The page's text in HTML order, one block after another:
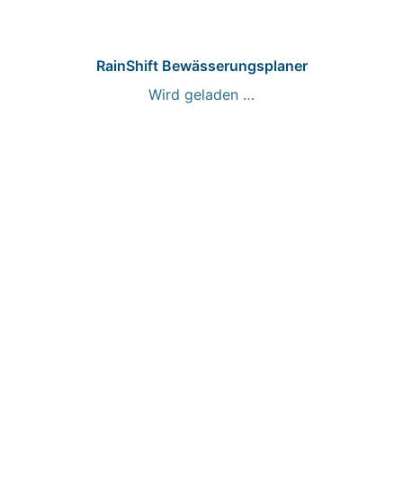
RainShift Bewässerungsplaner
Wird geladen …